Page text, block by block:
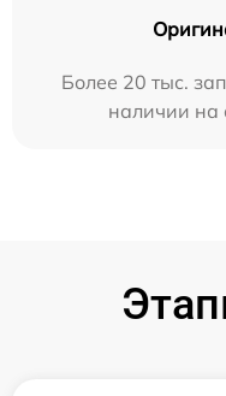
Более 20 тыс.
наличии на